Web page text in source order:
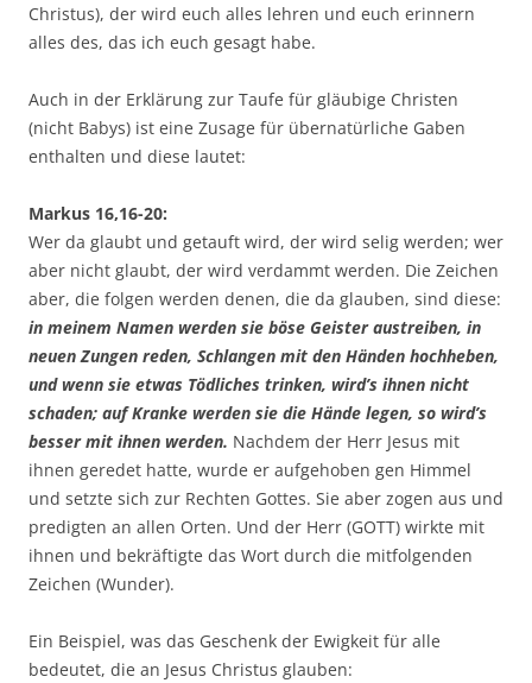
Christus), der wird euch alles lehren und euch erinnern
alles des, das ich euch gesagt habe.
Auch in der Erklärung zur Taufe für gläubige Christen
(nicht Babys) ist eine Zusage für übernatürliche Gaben
enthalten und diese lautet:
Markus 16,16-20:
Wer da glaubt und getauft wird, der wird selig werden; wer
aber nicht glaubt, der wird verdammt werden. Die Zeichen
aber, die folgen werden denen, die da glauben, sind diese:
in meinem Namen werden sie böse Geister austreiben, in
neuen Zungen reden, Schlangen mit den Händen hochheben,
und wenn sie etwas Tödliches trinken, wird’s ihnen nicht
schaden; auf Kranke werden sie die Hände legen, so wird’s
besser mit ihnen werden. Nachdem der Herr Jesus mit
ihnen geredet hatte, wurde er aufgehoben gen Himmel
und setzte sich zur Rechten Gottes. Sie aber zogen aus und
predigten an allen Orten. Und der Herr (GOTT) wirkte mit
ihnen und bekräftigte das Wort durch die mitfolgenden
Zeichen (Wunder).
Ein Beispiel, was das Geschenk der Ewigkeit für alle
bedeutet, die an Jesus Christus glauben: